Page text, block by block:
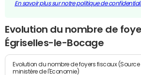
En savoir plus sur notre politique de
Evolution du nombre de
Égriselles-le-Bocage
Evolution du nombre de foyers fiscaux (Source
ministère de l'Economie)